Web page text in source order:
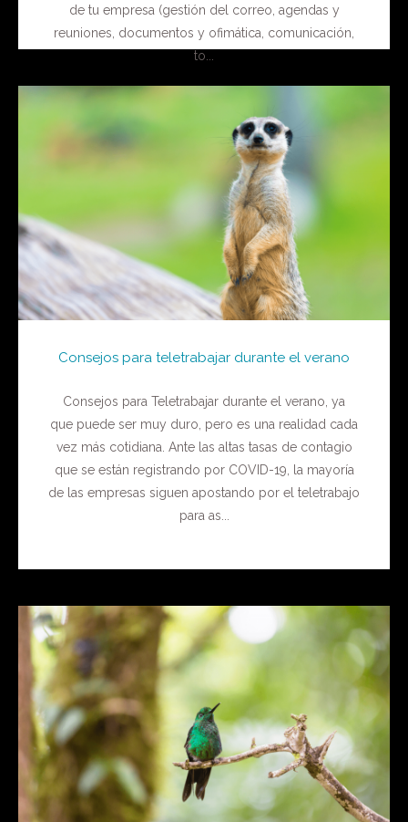
de tu empresa (gestión del correo, agendas y
reuniones, documentos y ofimática, comunicación,
to...
Consejos para teletrabajar durante el verano
Consejos para Teletrabajar durante el verano, ya
que puede ser muy duro, pero es una realidad cada
vez más cotidiana. Ante las altas tasas de contagio
que se están registrando por COVID-19, la mayoría
de las empresas siguen apostando por el teletrabajo
para as...